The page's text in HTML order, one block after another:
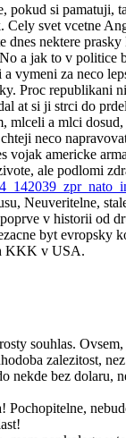
pokud si pamatuji,
Cely svet vcetne
dnes nektere
a jak to v
vymeni za neco
Proc
at si ji strci do
a mlci
neco
vojak americke
ale podlomi
Neuveritelne,
v historii od
byt evropsky
KKK v USA.
souhlas.
zalezitost,
nekde bez dolaru,